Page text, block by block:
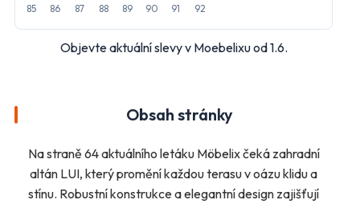
85
86 87 88 89 90 91 92
Objevte aktuální slevy v Moebelixu od 1.6.
Obsah stránky
Na straně 64 aktuálního letáku Möbelix čeká zahradní
altán LUI, který promění každou terasu v oázu klidu a
stínu. Robustní konstrukce a elegantní design zajišťují
Další obchody podle kategorií
Obuv
Pro děti, hračky
Lékárny
Auto moto
Ostatní supermarkety